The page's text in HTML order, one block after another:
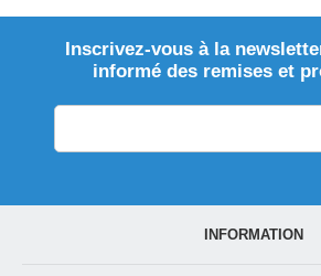
Inscrivez-vous à la
informé des remises et
INFORMATION